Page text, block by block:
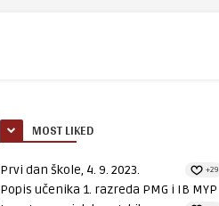
MOST LIKED
Prvi dan škole, 4. 9. 2023. +29
Popis učenika 1. razreda PMG i IB MYP